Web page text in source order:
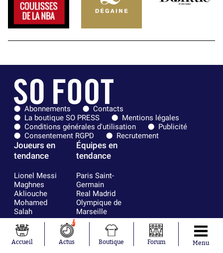
Abonnements
Contacts
La boutique SO PRESS
Mentions légales
Conditions générales d'utilisation
Publicité
Consentement RGPD
Recrutement
Joueurs en
tendance
Lionel Messi
Maghnes
Akliouche
Mohamed
Salah
Neymar
Julián Álvarez
Ferrán Torres
Kilian Corredor
Équipes en
tendance
Paris Saint-
Germain
Real Madrid
Olympique de
Marseille
FIFA
FC Barcelone
Argentine
Olympique
Accueil
7
Actus Boutique Forum Menu